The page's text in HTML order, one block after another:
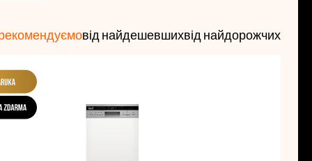
свого партнера для кухні разом з нами.
від найдешевшихвід найдорожчих